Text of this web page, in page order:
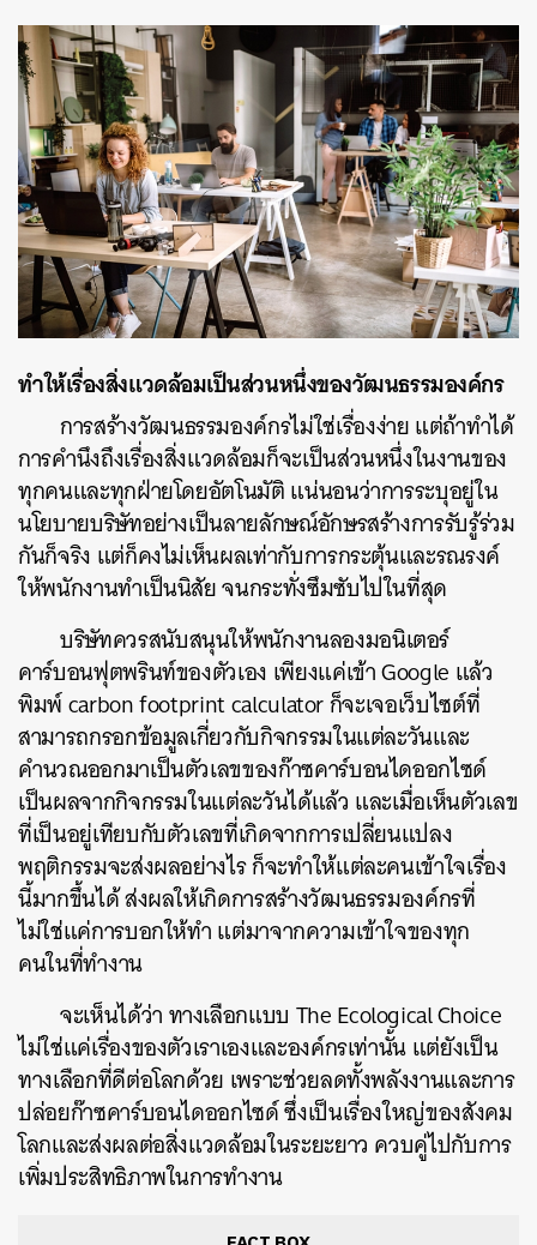
ทำให้เรื่องสิ่งแวดล้อมเป็นส่วนหนึ่งของวัฒนธรรมองค์กร
การสร้างวัฒนธรรมองค์กรไม่ใช่เรื่องง่าย แต่ถ้าทำได้
การคำนึงถึงเรื่องสิ่งแวดล้อมก็จะเป็นส่วนหนึ่งในงานของ
ทุกคนและทุกฝ่ายโดยอัตโนมัติ แน่นอนว่าการระบุอยู่ใน
นโยบายบริษัทอย่างเป็นลายลักษณ์อักษรสร้างการรับรู้ร่วม
กันก็จริง แต่ก็คงไม่เห็นผลเท่ากับการกระตุ้นและรณรงค์
ให้พนักงานทำเป็นนิสัย จนกระทั่งซึมซับไปในที่สุด
บริษัทควรสนับสนุนให้พนักงานลองมอนิเตอร์
คาร์บอนฟุตพรินท์ของตัวเอง เพียงแค่เข้า Google แล้ว
พิมพ์ carbon footprint calculator ก็จะเจอเว็บไซต์ที่
สามารถกรอกข้อมูลเกี่ยวกับกิจกรรมในแต่ละวันและ
คำนวณออกมาเป็นตัวเลขของก๊าซคาร์บอนไดออกไซด์
เป็นผลจากกิจกรรมในแต่ละวันได้แล้ว และเมื่อเห็นตัวเลข
ที่เป็นอยู่เทียบกับตัวเลขที่เกิดจากการเปลี่ยนแปลง
พฤติกรรมจะส่งผลอย่างไร ก็จะทำให้แต่ละคนเข้าใจเรื่อง
นี้มากขึ้นได้ ส่งผลให้เกิดการสร้างวัฒนธรรมองค์กรที่
ไม่ใช่แค่การบอกให้ทำ แต่มาจากความเข้าใจของทุก
คนในที่ทำงาน
จะเห็นได้ว่า ทางเลือกแบบ The Ecological Choice
ไม่ใช่แค่เรื่องของตัวเราเองและองค์กรเท่านั้น แต่ยังเป็น
ทางเลือกที่ดีต่อโลกด้วย เพราะช่วยลดทั้งพลังงานและการ
ปล่อยก๊าซคาร์บอนไดออกไซด์ ซึ่งเป็นเรื่องใหญ่ของสังคม
โลกและส่งผลต่อสิ่งแวดล้อมในระยะยาว ควบคู่ไปกับการ
เพิ่มประสิทธิภาพในการทำงาน
ค้นหา
SHARE TWEET LINE EMAIL